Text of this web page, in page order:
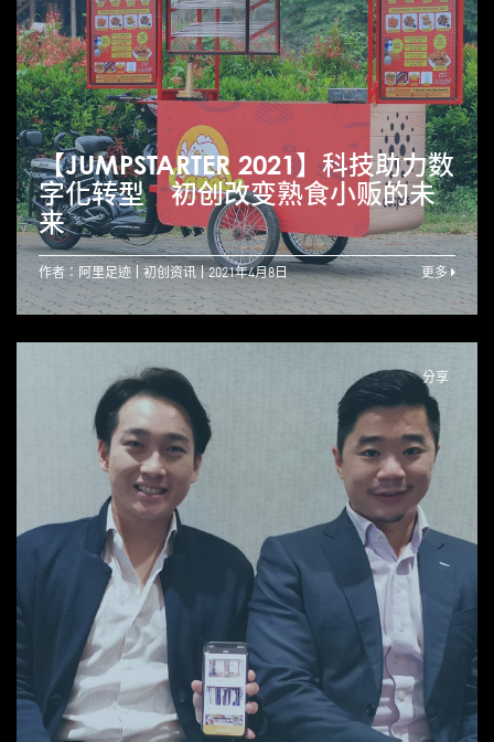
【JUMPSTARTER 2021】科技助力数
字化转型 初创改变熟食小贩的未
来
作者：阿里足迹 初创资讯 2021年4月8日 更多
分享